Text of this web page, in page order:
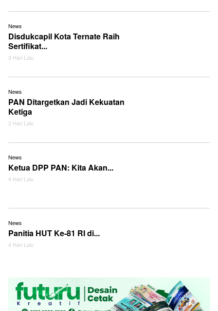
News
Disdukcapil Kota Ternate Raih
Sertifikat...
3 Hari Lalu
News
PAN Ditargetkan Jadi Kekuatan
Ketiga
2 Hari Lalu
News
Ketua DPP PAN: Kita Akan...
4 Hari Lalu
News
Panitia HUT Ke-81 RI di...
4 Hari Lalu